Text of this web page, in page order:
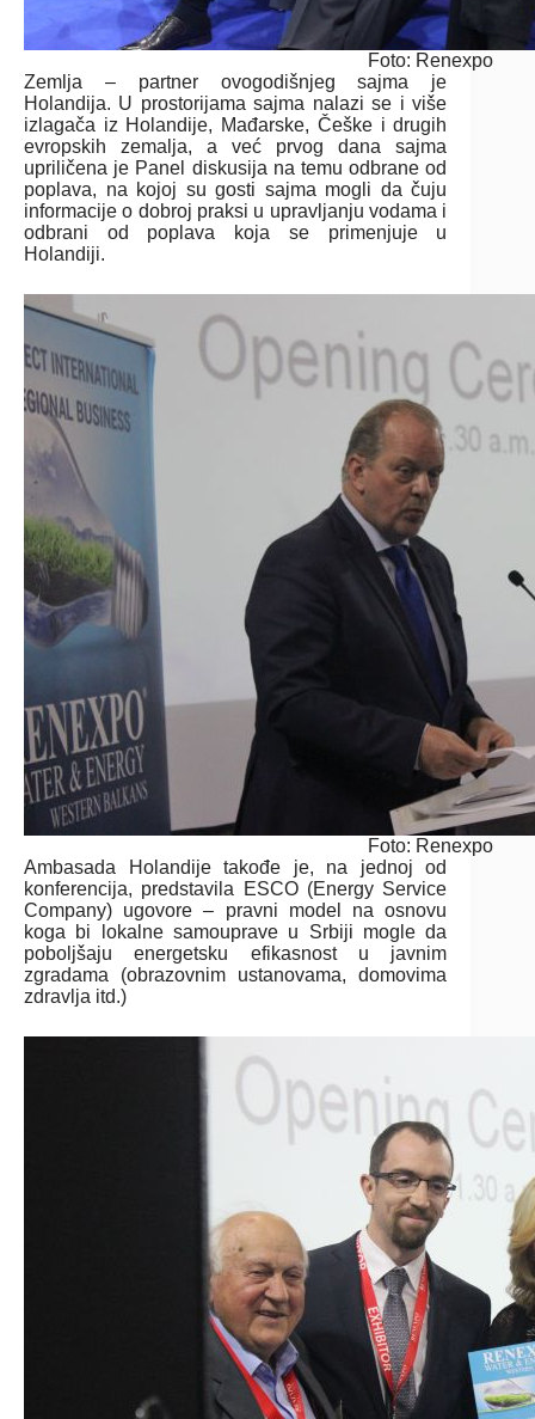
Foto: Renexpo
Zemlja – partner ovogodišnjeg sajma je
Holandija. U prostorijama sajma nalazi se i više
izlagača iz Holandije, Mađarske, Češke i drugih
evropskih zemalja, a već prvog dana sajma
upriličena je Panel diskusija na temu odbrane od
poplava, na kojoj su gosti sajma mogli da čuju
informacije o dobroj praksi u upravljanju vodama i
odbrani od poplava koja se primenjuje u
Holandiji.
Foto: Renexpo
Ambasada Holandije takođe je, na jednoj od
konferencija, predstavila ESCO (Energy Service
Company) ugovore – pravni model na osnovu
koga bi lokalne samouprave u Srbiji mogle da
poboljšaju energetsku efikasnost u javnim
zgradama (obrazovnim ustanovama, domovima
zdravlja itd.)